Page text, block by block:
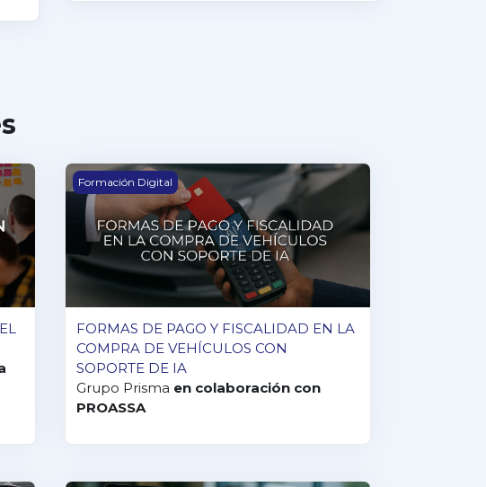
EQUIPO.FORMAS DE PAGO Y FISCALIDAD EN LA COMPRA DE
Formación Digital
FORMAS DE PAGO Y FISCALIDAD EN LA
COMPRA DE VEHÍCULOS CON
SOPORTE DE IA
Grupo Prisma en colaboración con
PROASSA